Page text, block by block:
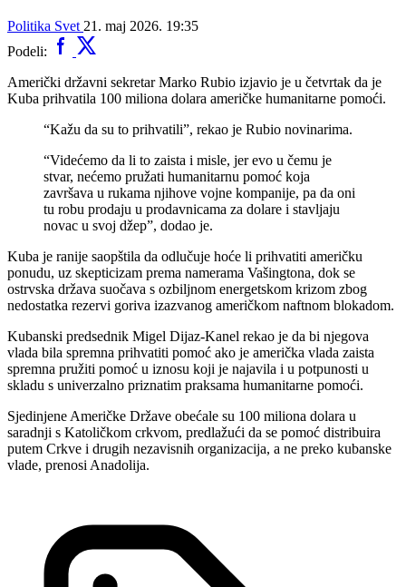
Politika Svet 21. maj 2026. 19:35
Podeli:
Američki državni sekretar Marko Rubio izjavio je u četvrtak da je
Kuba prihvatila 100 miliona dolara američke humanitarne pomoći.
“Kažu da su to prihvatili”, rekao je Rubio novinarima.
“Videćemo da li to zaista i misle, jer evo u čemu je
stvar, nećemo pružati humanitarnu pomoć koja
završava u rukama njihove vojne kompanije, pa da oni
tu robu prodaju u prodavnicama za dolare i stavljaju
novac u svoj džep”, dodao je.
Kuba je ranije saopštila da odlučuje hoće li prihvatiti američku
ponudu, uz skepticizam prema namerama Vašingtona, dok se
ostrvska država suočava s ozbiljnom energetskom krizom zbog
nedostatka rezervi goriva izazvanog američkom naftnom blokadom.
Kubanski predsednik Migel Dijaz-Kanel rekao je da bi njegova
vlada bila spremna prihvatiti pomoć ako je američka vlada zaista
spremna pružiti pomoć u iznosu koji je najavila i u potpunosti u
skladu s univerzalno priznatim praksama humanitarne pomoći.
Sjedinjene Američke Države obećale su 100 miliona dolara u
saradnji s Katoličkom crkvom, predlažući da se pomoć distribuira
putem Crkve i drugih nezavisnih organizacija, a ne preko kubanske
vlade, prenosi Anadolija.